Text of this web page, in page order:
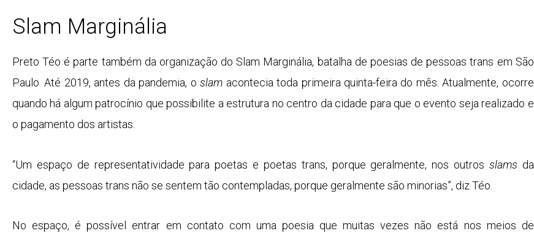
Slam Marginália
Preto Téo é parte também da organização do Slam Marginália, batalha de poesias de pessoas trans em São
Paulo. Até 2019, antes da pandemia, oslam acontecia toda primeira quinta-feira do mês. Atualmente, ocorre
quando há algum patrocínio que possibilite a estrutura no centro da cidade para que o evento seja realizado e
o pagamento dos artistas.
“Um espaço de representatividade para poetas e poetas trans, porque geralmente, nos outros slams da
cidade, as pessoas trans não se sentem tão contempladas, porque geralmente são minorias”, diz Téo.
No espaço, é possível entrar em contato com uma poesia que muitas vezes não está nos meios de